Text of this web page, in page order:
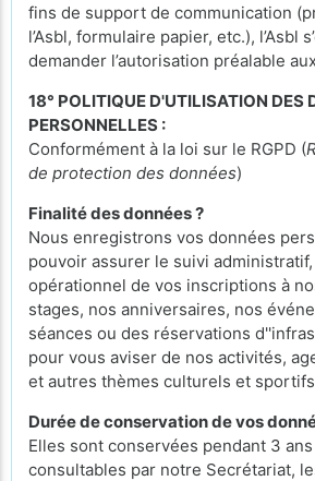
fins de support de communication
l’Asbl, formulaire papier, etc.), l’Asbl
demander l’autorisation préalable
18° POLITIQUE D'UTILISATION DES
PERSONNELLES :
Conformément à la loi sur le RGPD (
de protection des données)
Finalité des données ?
Nous enregistrons vos données
pouvoir assurer le suivi
opérationnel de vos inscriptions à
stages, nos anniversaires, nos
séances ou des réservations
pour vous aviser de nos activités,
et autres thèmes culturels et
Durée de conservation de vos
Elles sont conservées pendant 3
consultables par notre Secrétariat,